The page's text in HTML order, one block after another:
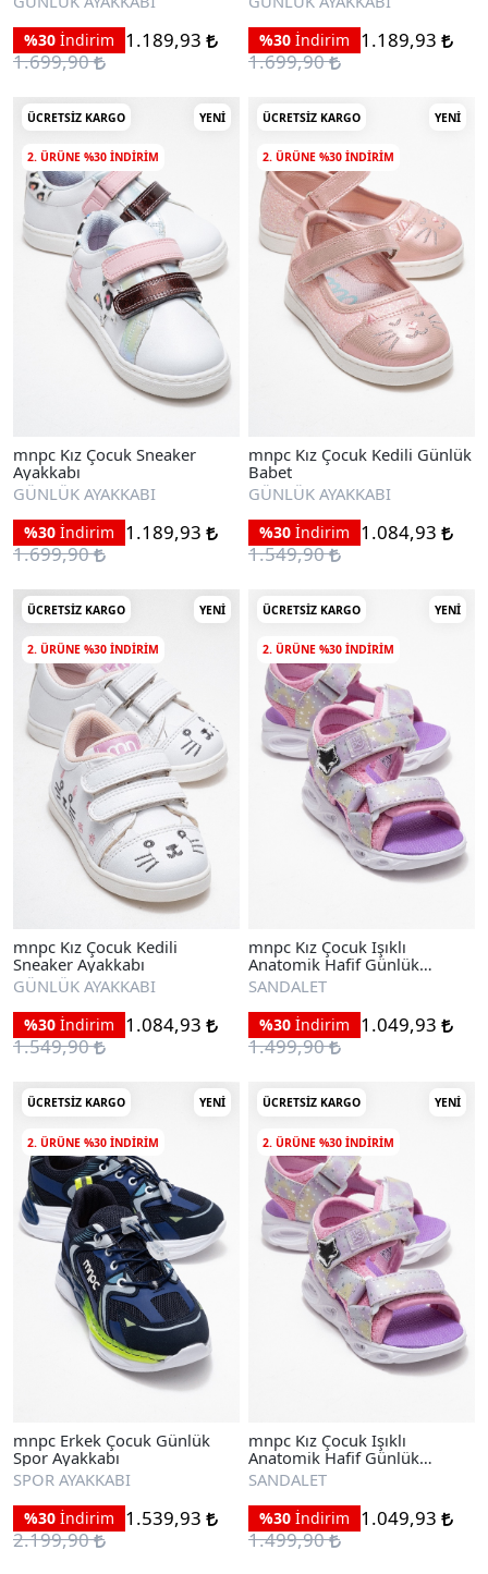
%30 İndirim
1.189,93
1.699,90
%30 İndirim
1.189,93
1.699,90
ÜCRETSIZ KARGO YENI
2. ÜRÜNE %30 INDIRIM
mnpc Kız Çocuk Sneaker
Ayakkabı
GÜNLÜK AYAKKABI
%30 İndirim
1.189,93
1.699,90
ÜCRETSIZ KARGO YENI
2. ÜRÜNE %30 INDIRIM
mnpc Kız Çocuk Kedili Günlük
Babet
GÜNLÜK AYAKKABI
%30 İndirim
1.084,93
1.549,90
ÜCRETSIZ KARGO YENI
2. ÜRÜNE %30 INDIRIM
mnpc Kız Çocuk Kedili
Sneaker Ayakkabı
GÜNLÜK AYAKKABI
%30 İndirim
1.084,93
1.549,90
ÜCRETSIZ KARGO YENI
2. ÜRÜNE %30 INDIRIM
mnpc Kız Çocuk Işıklı
Anatomik Hafif Günlük
Sandalet
SANDALET
%30 İndirim
1.049,93
1.499,90
ÜCRETSIZ KARGO YENI
2. ÜRÜNE %30 INDIRIM
mnpc Erkek Çocuk Günlük
Spor Ayakkabı
SPOR AYAKKABI
%30 İndirim
1.539,93
2.199,90
ÜCRETSIZ KARGO YENI
2. ÜRÜNE %30 INDIRIM
mnpc Kız Çocuk Işıklı
Anatomik Hafif Günlük
Sandalet
SANDALET
%30 İndirim
1.049,93
1.499,90